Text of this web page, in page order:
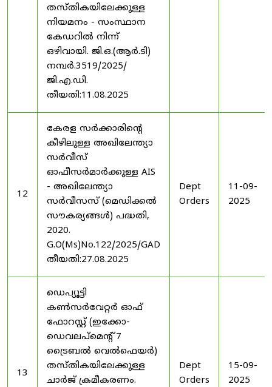
തസ്തികയിലേക്കുള്ള
നിയമനം - സംസ്ഥാന
കേഡറിൽ നിന്ന്
ഒഴിവായി. ജി.ഒ.(ആർ.ടി)
നമ്പർ.3519/2025/
ജി.എ.ഡി.
തീയതി:11.08.2025
12
കേരള സർക്കാരിന്റെ
കീഴിലുള്ള അഖിലേന്ത്യാ
സർവീസ്
ഓഫീസർമാർക്കുള്ള AIS
- അഖിലേന്ത്യാ
സർവീസസ് (മെഡിക്കൽ
സൗകര്യങ്ങൾ) പദ്ധതി,
2020.
G.O(Ms)No.122/2025/GAD
തീയതി:27.08.2025
Dept
Orders
11-09-
2025
13
ഡെപ്യൂട്ടി
കൺസർവേറ്റർ ഓഫ്
ഫോറസ്റ്റ് (ഇക്കോ-
ഡെവലപ്മെന്റ് 7
ട്രൈബൽ വെൽഫെയർ)
തസ്തികയിലേക്കുള്ള
ചാർജ് ക്രമീകരണം.
Dept
Orders
15-09-
2025